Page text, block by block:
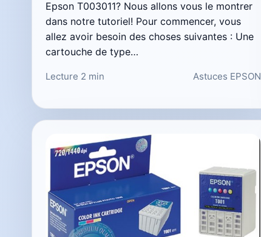
Epson T003011? Nous allons vous le montrer
dans notre tutoriel! Pour commencer, vous
allez avoir besoin des choses suivantes : Une
cartouche de type…
Lecture 2 min Astuces EPSON